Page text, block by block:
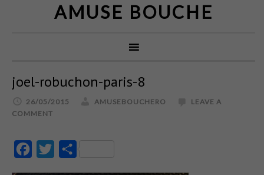
AMUSE BOUCHE
joel-robuchon-paris-8
26/05/2015 AMUSEBOUCHERO
LEAVE A
COMMENT
FacebookTwitter